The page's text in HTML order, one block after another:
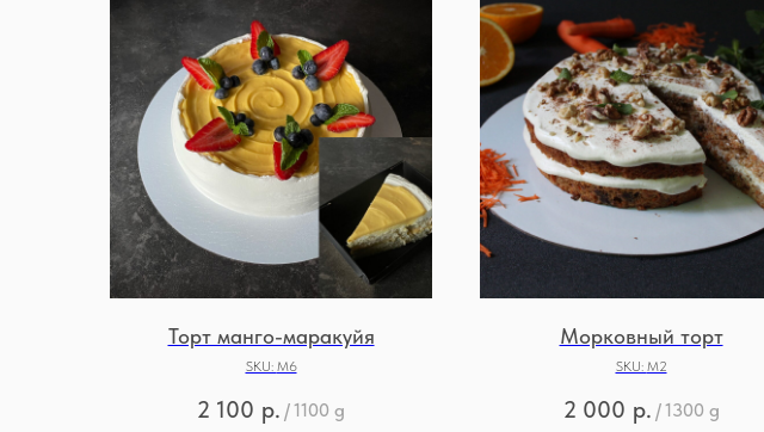
Торт манго-маракуйя
SKU: М6
2 100 р. /1100 g
Морковный торт
SKU: М2
2 000 р. /1300 g